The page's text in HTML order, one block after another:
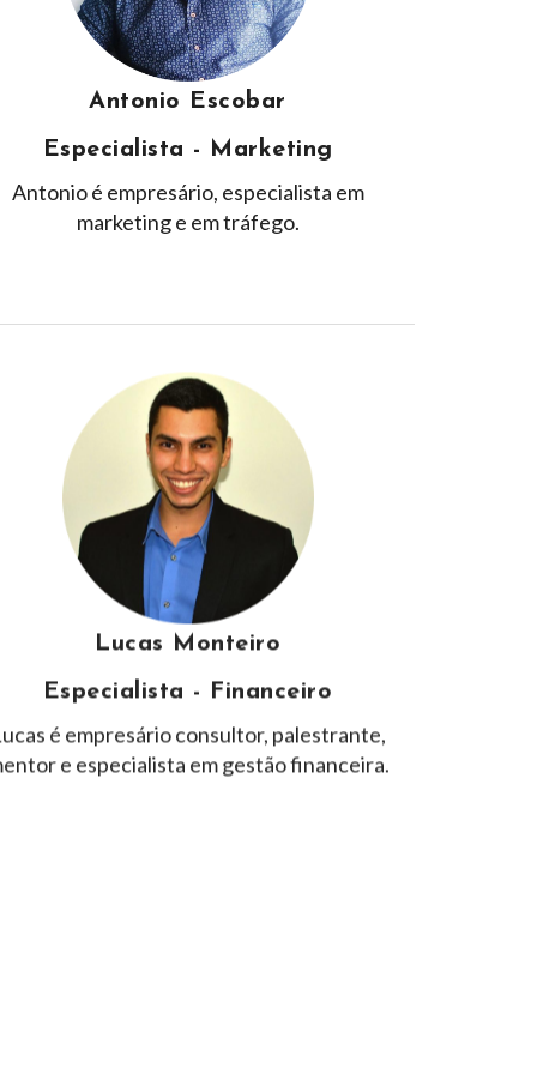
Antonio Escobar
Especialista - Marketing
Antonio é empresário, especialista em
marketing e em tráfego.
Lucas Monteiro
Especialista - Financeiro
é empresário consultor, palestrante,
e especialista em gestão financeira.